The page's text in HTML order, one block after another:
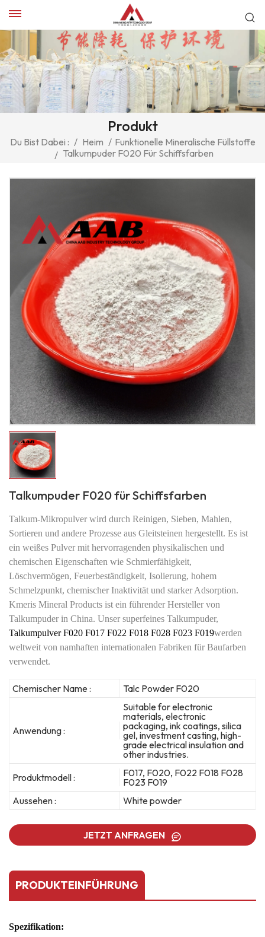
Produkt
Du Bist Dabei : / Heim / Funktionelle Mineralische Füllstoffe
/ Talkumpuder F020 Für Schiffsfarben
Talkumpuder F020 für Schiffsfarben
Talkum-Mikropulver wird durch Reinigen, Sieben, Mahlen,
Sortieren und andere Prozesse aus Gleitsteinen hergestellt. Es ist
ein weißes Pulver mit hervorragenden physikalischen und
chemischen Eigenschaften wie Schmierfähigkeit,
Löschvermögen, Feuerbeständigkeit, Isolierung, hohem
Schmelzpunkt, chemischer Inaktivität und starker Adsorption.
Kmeris Mineral Products ist ein führender Hersteller von
Talkumpuder in China. Unser superfeines Talkumpuder,
Talkumpulver F020 F017 F022 F018 F028 F023 F019werden
weltweit von namhaften internationalen Fabriken für Baufarben
verwendet.
Chemischer Name : Talc Powder F020
Anwendung :
Suitable for electronic
materials, electronic
packaging, ink coatings, silica
gel, investment casting, high-
grade electrical insulation and
other industries.
Produktmodell :
F017, F020, F022 F018 F028
F023 F019
Aussehen :
White powder
JETZT ANFRAGEN
PRODUKTEINFÜHRUNG
Spezifikation: